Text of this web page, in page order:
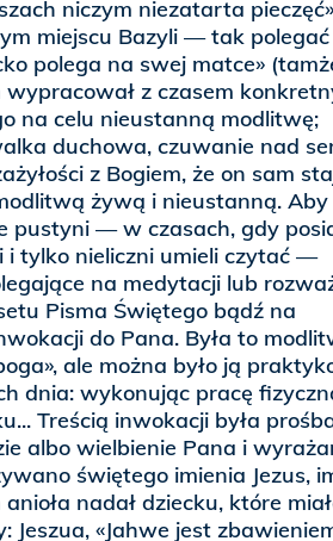
niczym niezatarta pieczęć»
miejscu Bazyli — tak
polega na swej matce»
z czasem
na celu nieustanną modlitwę;
duchowa, czuwanie nad
z Bogiem, że on sam
żywą i nieustanną. Aby
pustyni — w czasach, gdy
i tylko nieliczni umieli czytać —
na medytacji lub
Pisma Świętego bądź na
do Pana. Była to
ale można było ją
dnia: wykonując pracę
Treścią inwokacji była
albo wielbienie Pana i
świętego imienia Jezus,
nadał dziecku, które
Jeszua, «Jahwe jest